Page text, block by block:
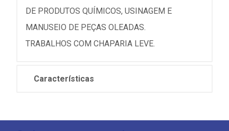
DE PRODUTOS QUÍMICOS, USINAGEM E
MANUSEIO DE PEÇAS OLEADAS.
TRABALHOS COM CHAPARIA LEVE.
Características